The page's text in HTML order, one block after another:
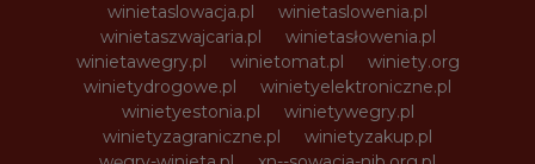
winietaslowacja.pl
winietaslowenia.pl
winietaszwajcaria.pl
winietasłowenia.pl
winietawegry.pl
winietomat.pl
winiety.org
winietydrogowe.pl
winietyelektroniczne.pl
winietyestonia.pl
winietywegry.pl
winietyzagraniczne.pl
winietyzakup.pl